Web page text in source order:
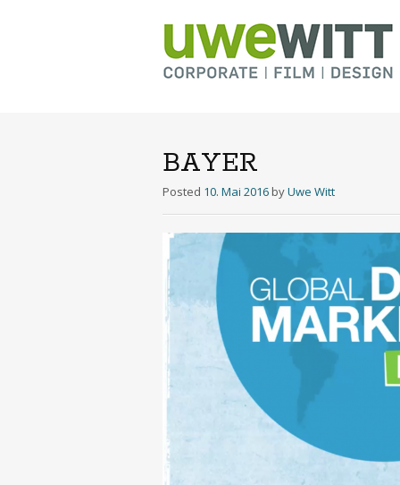
BAYER
Posted 10. Mai 2016 byUwe Witt